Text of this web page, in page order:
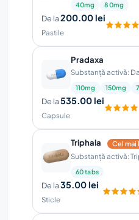
40mg 80mg
De la200.00 lei
Pastile
Pradaxa
Substanță activă:
110mg 150mg
De la535.00 lei
Capsule
Triphala Cel mai
Substanță activă:
60 tabs
De la35.00 lei
Sticle